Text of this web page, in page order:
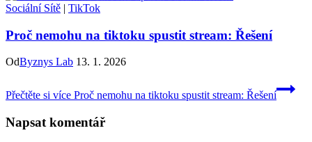
Sociální Sítě | TikTok
Proč nemohu na tiktoku spustit stream: Řešení
OdByznys Lab 13. 1. 2026
Přečtěte si více Proč nemohu na tiktoku spustit stream: Řešení
Napsat komentář